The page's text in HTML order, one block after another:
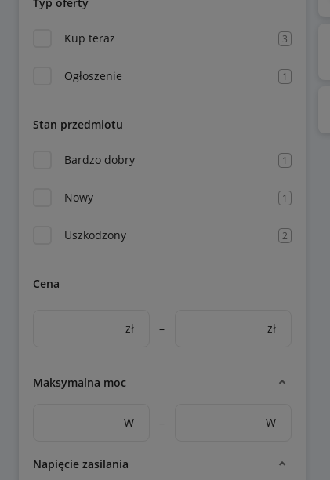
Kup teraz 3
Ogłoszenie 1
Stan przedmiotu
Bardzo dobry 1
Nowy 1
Uszkodzony 2
Cena
zł – zł
Maksymalna moc
W – W
Napięcie zasilania